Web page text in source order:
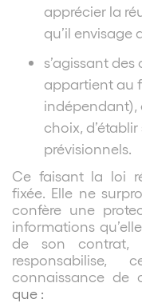
apprécier la
qu’il envisage
s’agissant
appartient au
indépendant),
choix,
prévisionnels.
Ce faisant la loi
fixée. Elle ne
confère une
informations
de son contrat,
connaissance de
que :